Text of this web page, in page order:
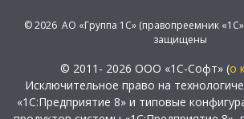
© 2026 АО «Группа 1С» (правопреемник
защищены
© 2011- 2026 ООО «1С-Софт» (о
Исключительное право на
«1С:Предприятие 8» и типовые